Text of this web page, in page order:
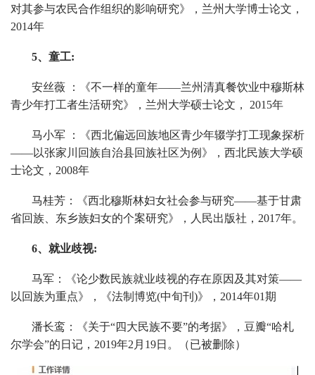
对其参与农民合作组织的影响研究》，兰州大学博士论文，
2014年
5、童工:
安丝薇 ：《不一样的童年——兰州清真餐饮业中穆斯林
青少年打工者生活研究》，兰州大学硕士论文， 2015年
马小军 ：《西北偏远回族地区青少年辍学打工现象探析
——以张家川回族自治县回族社区为例》，西北民族大学硕
士论文，2008年
马桂芳：《西北穆斯林妇女社会参与研究——基于甘肃
省回族、东乡族妇女的个案研究》，人民出版社，2017年。
6、就业歧视:
马军：《论少数民族就业歧视的存在原因及其对策——
以回族为重点》，《法制博览(中旬刊)》，2014年01期
潘长鸾：《关于“四大民族不要”的考据》，豆瓣“哈札
尔学会”的日记，2019年2月19日。（已被删除）